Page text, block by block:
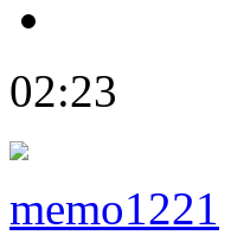
02:23
memo1221